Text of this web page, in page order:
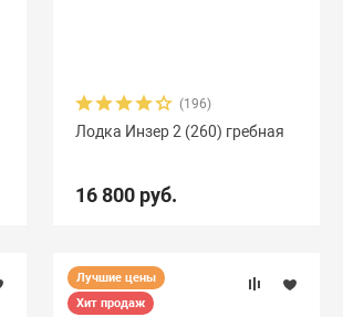
(196)
Лодка Инзер 2 (260) гребная
16 800 руб.
Лучшие цены
Хит продаж